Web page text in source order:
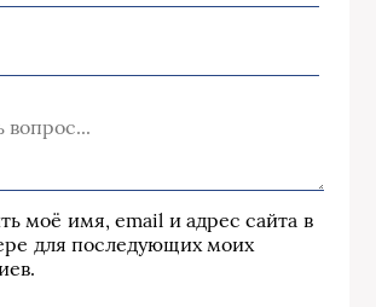
моё имя, email и адрес сайта в
для последующих моих